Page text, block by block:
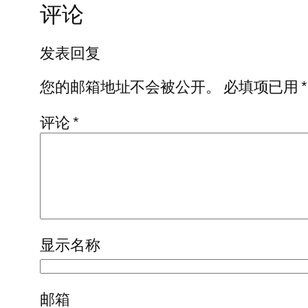
评论
发表回复
您的邮箱地址不会被公开。
必填项已用*
评论*
显示名称
邮箱